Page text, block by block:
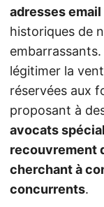
adresses
historiques de
légitimer la
réservées aux
proposant à
avocats
recouvrement
cherchant à
concurrents.